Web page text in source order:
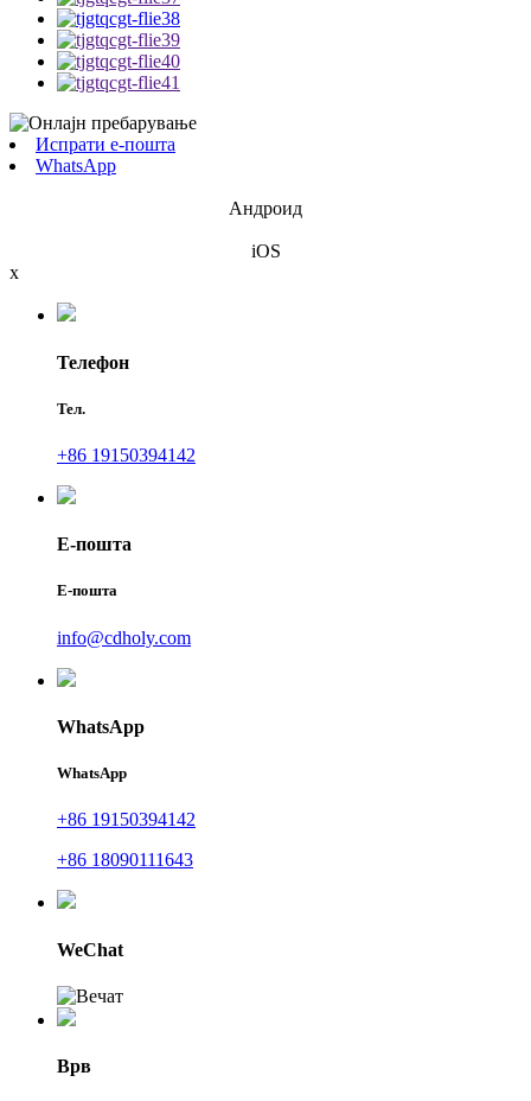
Испрати е-пошта
WhatsApp
Андроид
iOS
x
Телефон
Тел.
+86 19150394142
Е-пошта
Е-пошта
info@cdholy.com
WhatsApp
WhatsApp
+86 19150394142
+86 18090111643
WeChat
Врв